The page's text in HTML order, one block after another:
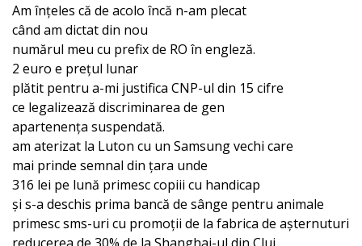
Am înțeles că de acolo încă n-am plecat
când am dictat din nou
numărul meu cu prefix de RO în engleză.
2 euro e prețul lunar
plătit pentru a-mi justifica CNP-ul din 15 cifre
ce legalizează discriminarea de gen
apartenența suspendată.
am aterizat la Luton cu un Samsung vechi care
mai prinde semnal din țara unde
316 lei pe lună primesc copiii cu handicap
și s-a deschis prima bancă de sânge pentru animale
primesc sms-uri cu promoții de la fabrica de așternuturi